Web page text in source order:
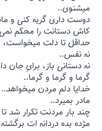
میشنوی..
دوست داری گریه کنی و
کاش دستانت را محکم
حداقل تا دلت میخواست،
نه نفس..
نه دستانی باز، برایِ جان
گرما و گرما و گرما..
خدایا دلم مردن میخواهد..
مادر بمیرد..
چند بار مردنت تکرار شد
مژده بده دردانه ات